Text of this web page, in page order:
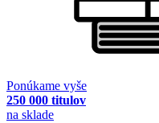
Ponúkame vyše
250 000 titulov
na sklade